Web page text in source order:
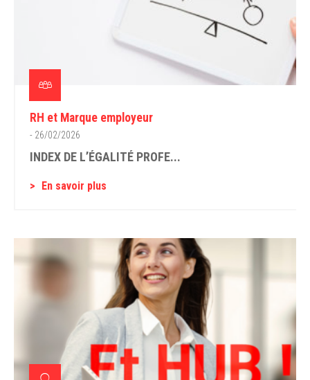
RH et Marque employeur
- 26/02/2026
INDEX DE L’ÉGALITÉ PROFE...
En savoir plus